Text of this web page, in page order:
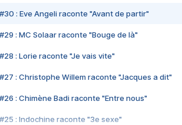
#30 : Eve Angeli raconte "Avant de partir"
#29 : MC Solaar raconte "Bouge de là"
#28 : Lorie raconte "Je vais vite"
#27 : Christophe Willem raconte "Jacques a dit"
#26 : Chimène Badi raconte "Entre nous"
#25 : Indochine raconte "3e sexe"